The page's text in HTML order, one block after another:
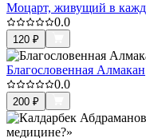
Моцарт, живущий в
0.0
120 ₽
Благословенная Алмакан
0.0
200 ₽